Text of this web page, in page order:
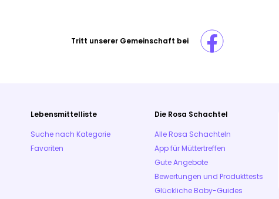
Tritt unserer Gemeinschaft bei
Lebensmittelliste
Suche nach Kategorie
Favoriten
Die Rosa Schachtel
Alle Rosa Schachteln
App für Müttertreffen
Gute Angebote
Bewertungen und Produkttests
Glückliche Baby-Guides